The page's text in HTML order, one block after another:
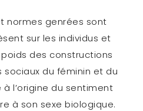
normes genrées sont
sur les individus et
des constructions
sociaux du féminin et du
l’origine du sentiment
à son sexe biologique.